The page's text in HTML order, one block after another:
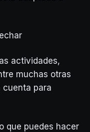
actividades,
muchas otras
cuenta para
que puedes hacer